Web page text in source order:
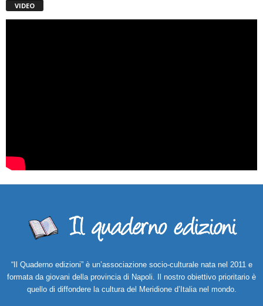
VIDEO
“Il Quaderno edizioni” è un’associazione socio-culturale nata nel 2011 e
formata da giovani della provincia di Napoli. Il nostro obiettivo prioritario è
quello di diffondere la cultura del Meridione d’Italia nel mondo.